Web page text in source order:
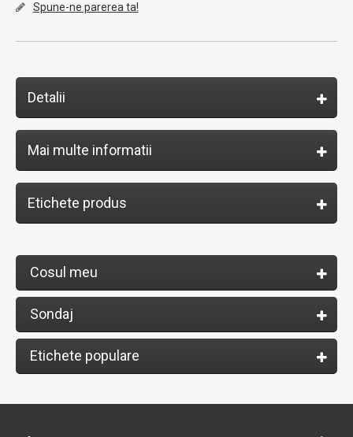
Spune-ne parerea ta!
Detalii
Mai multe informatii
Etichete produs
Cosul meu
Sondaj
Etichete populare